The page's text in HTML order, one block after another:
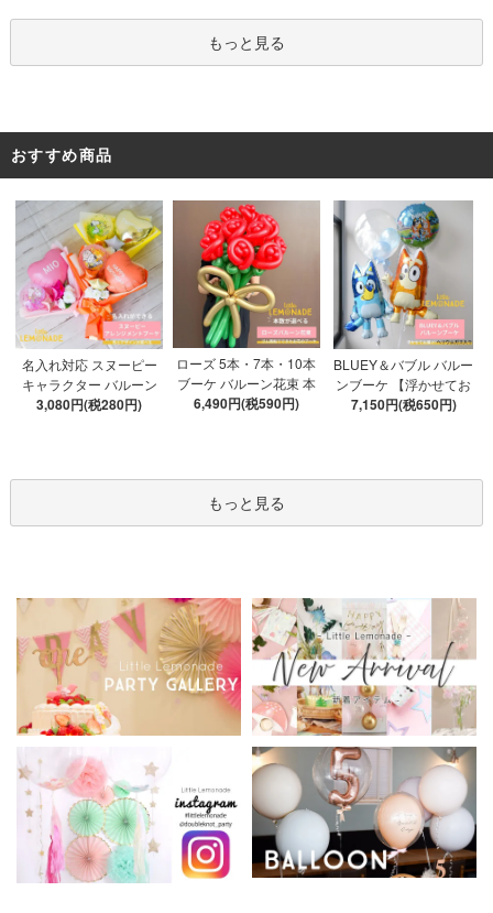
ツ52枚 推し活
もっと見る
おすすめ商品
名入れ対応 スヌーピー
キャラクター バルーン
ブーケ 選べる7種 【膨ら
3,080円(税280円)
ローズ 5本・7本・10本
ブーケ バルーン花束 本
数が選べる 【膨らませ
6,490円(税590円)
BLUEY＆バブル バルー
ンブーケ 【浮かせてお
届け】 ヘリウムガス入
7,150円(税650円)
もっと見る